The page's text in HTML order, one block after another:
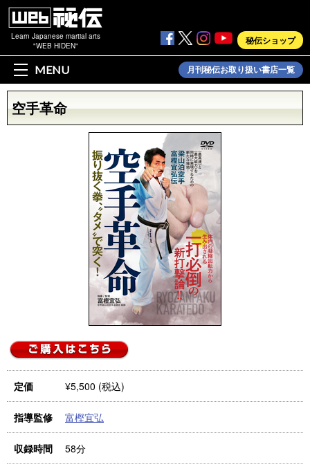
Learn Japanese martial arts
"WEB HIDEN"
秘伝ショップ
MENU 月刊秘伝お取り扱い書店一覧
空手革命
定価 ¥5,500 (税込)
指導監修 富樫宜弘
収録時間 58分